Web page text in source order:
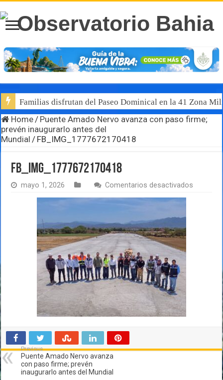
Familias disfrutan del Paseo Dominical en la 41 Zona
Home/ Puente Amado Nervo avanza con paso firme;
prevén inaugurarlo antes del
Mundial / FB_IMG_1777672170418
FB_IMG_1777672170418
mayo 1, 2026 Comentarios desactivados
Previous
Puente Amado Nervo avanza
con paso firme; prevén
inaugurarlo antes del Mundial